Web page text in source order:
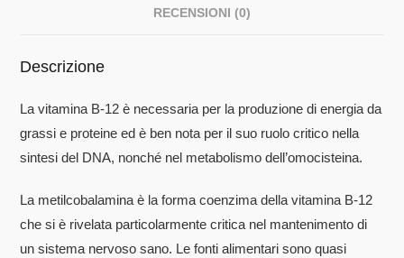
RECENSIONI (0)
Descrizione
La vitamina B-12 è necessaria per la produzione di energia da
grassi e proteine ​​ed è ben nota per il suo ruolo critico nella
sintesi del DNA, nonché nel metabolismo dell’omocisteina.
La metilcobalamina è la forma coenzima della vitamina B-12
che si è rivelata particolarmente critica nel mantenimento di
un sistema nervoso sano. Le fonti alimentari sono quasi